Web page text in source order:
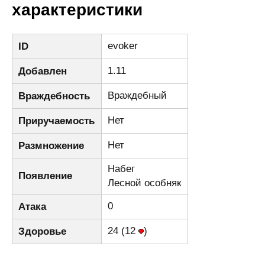
характеристики
ID evoker
Добавлен 1.11
Враждебность Враждебный
Приручаемость Нет
Размножение Нет
Появление
Набег
Лесной особняк
Атака 0
Здоровье 24 (12 )